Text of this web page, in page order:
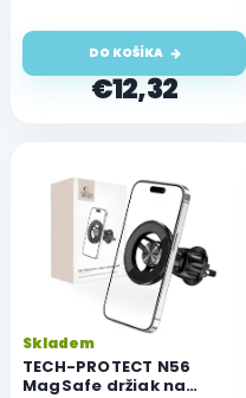
o
čierny
€12,32
DO KOŠÍKA
TECH-PROTECT N56
MagSafe držiak na
Skladem